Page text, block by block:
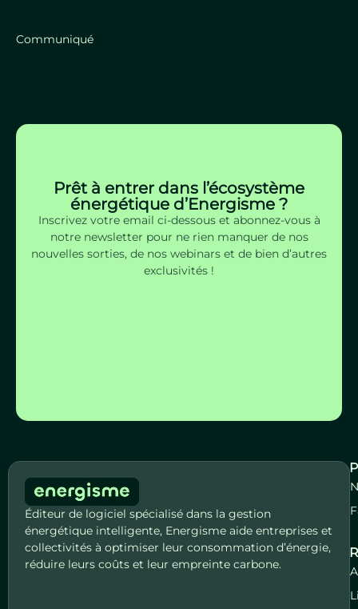
Communiqué
Prêt à entrer dans l’écosystème
énergétique d’Energisme ?
Inscrivez votre email ci-dessous et abonnez-vous à
notre newsletter pour ne rien manquer de nos
nouvelles sorties, de nos webinars et de bien d’autres
exclusivités !
Éditeur de logiciel spécialisé dans la gestion
énergétique intelligente, Energisme aide entreprises et
collectivités à optimiser leur consommation d’énergie,
réduire leurs coûts et leur empreinte carbone.